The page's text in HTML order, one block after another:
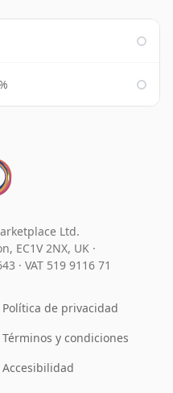
Ltd.
EC1V 2NX, UK ·
· VAT 519 9116 71
Política de privacidad
Términos y condiciones
Accesibilidad